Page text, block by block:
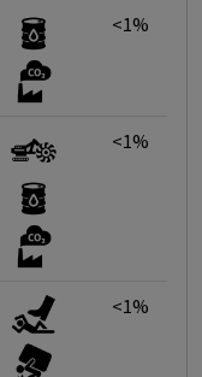
<1%
<1%
<1%